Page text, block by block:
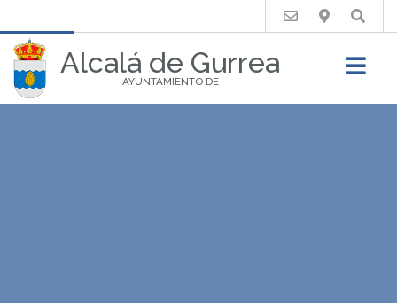
Alcalá de Gurrea
AYUNTAMIENTO DE
Buscar